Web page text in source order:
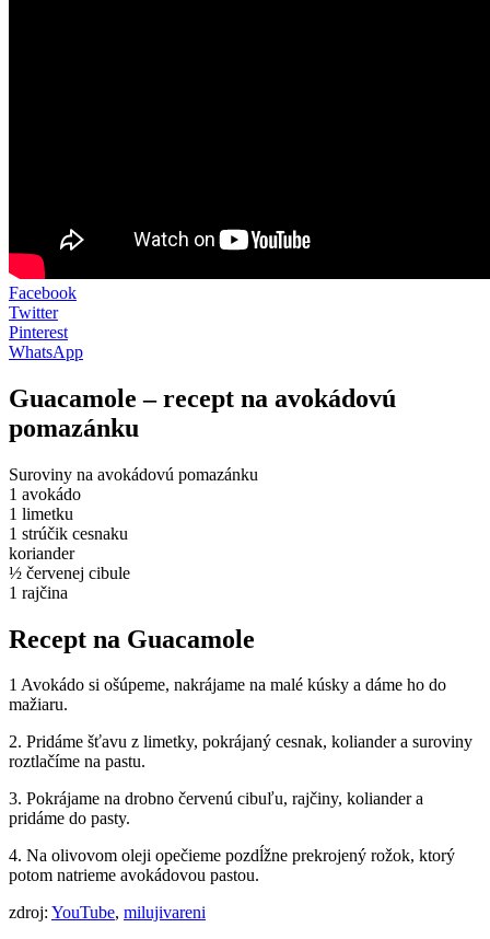
Facebook
Twitter
Pinterest
WhatsApp
Guacamole – recept na avokádovú
pomazánku
Suroviny na avokádovú pomazánku
1 avokádo
1 limetku
1 strúčik cesnaku
koriander
½ červenej cibule
1 rajčina
Recept na Guacamole
1 Avokádo si ošúpeme, nakrájame na malé kúsky a dáme ho do
mažiaru.
2. Pridáme šťavu z limetky, pokrájaný cesnak, koliander a suroviny
roztlačíme na pastu.
3. Pokrájame na drobno červenú cibuľu, rajčiny, koliander a
pridáme do pasty.
4. Na olivovom oleji opečieme pozdĺžne prekrojený rožok, ktorý
potom natrieme avokádovou pastou.
zdroj: YouTube, milujivareni